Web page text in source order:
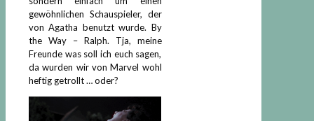
gewöhnlichen Schauspieler, der
von Agatha benutzt wurde. By
the Way – Ralph. Tja, meine
Freunde was soll ich euch sagen,
da wurden wir von Marvel wohl
heftig getrollt … oder?